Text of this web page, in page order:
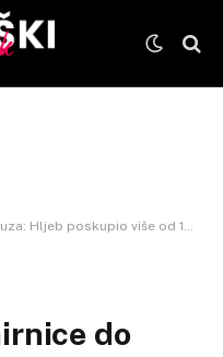
poskupio više od 100 posto
do